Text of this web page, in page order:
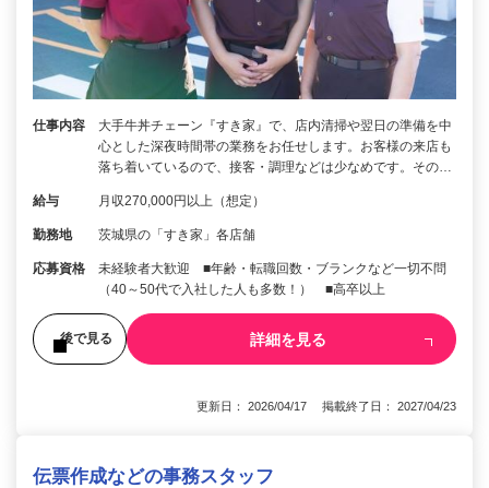
仕事内容
大手牛丼チェーン『すき家』で、店内清掃や翌日の準備を中
心とした深夜時間帯の業務をお任せします。お客様の来店も
落ち着いているので、接客・調理などは少なめです。その…
給与 月収270,000円以上（想定）
勤務地 茨城県の「すき家」各店舗
応募資格
未経験者大歓迎 ■年齢・転職回数・ブランクなど一切不問
（40～50代で入社した人も多数！） ■高卒以上
後で見る 詳細を見る
更新日： 2026/04/17 掲載終了日： 2027/04/23
伝票作成などの事務スタッフ